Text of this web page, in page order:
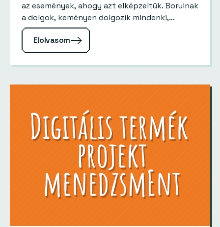
az események, ahogy azt elképzeltük. Borulnak
a dolgok, keményen dolgozik mindenki,
egyszerűen nem látszik, hogy valamikor is…
Elolvasom